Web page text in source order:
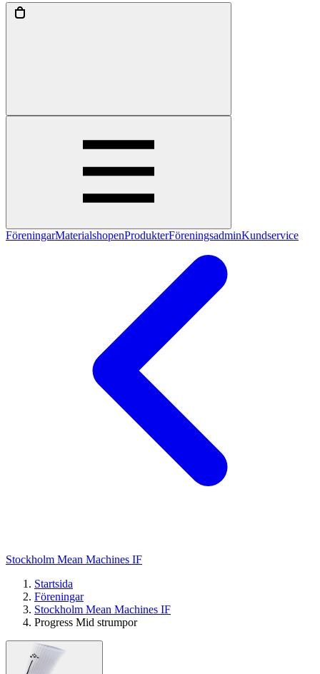
FöreningarMaterialshopenProdukterFöreningsadminKundservice
Stockholm Mean Machines IF
Startsida
Föreningar
Stockholm Mean Machines IF
Progress Mid strumpor